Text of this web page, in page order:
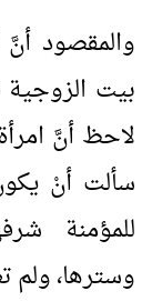
والمقصود أنَّ
بيت الزوجية
لاحظ أنَّ
سألت أنْ
للمؤمنة
وسترها، ولم